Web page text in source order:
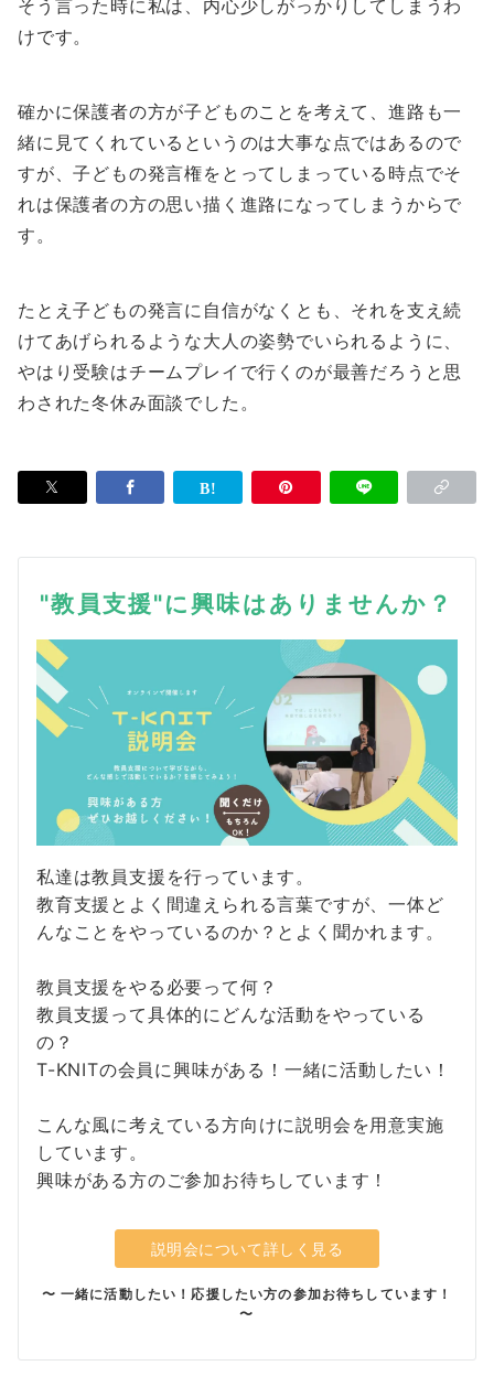
そう言った時に私は、内心少しがっかりしてしまうわ
けです。
確かに保護者の方が子どものことを考えて、進路も一
緒に見てくれているというのは大事な点ではあるので
すが、子どもの発言権をとってしまっている時点でそ
れは保護者の方の思い描く進路になってしまうからで
す。
たとえ子どもの発言に自信がなくとも、それを支え続
けてあげられるような大人の姿勢でいられるように、
やはり受験はチームプレイで行くのが最善だろうと思
わされた冬休み面談でした。
"教員支援"に興味はありませんか？
私達は教員支援を行っています。
教育支援とよく間違えられる言葉ですが、一体ど
んなことをやっているのか？とよく聞かれます。
教員支援をやる必要って何？
教員支援って具体的にどんな活動をやっている
の？
T-KNITの会員に興味がある！一緒に活動したい！
こんな風に考えている方向けに説明会を用意実施
しています。
興味がある方のご参加お待ちしています！
説明会について詳しく見る
〜 一緒に活動したい！応援したい方の参加お待ちしています！
〜